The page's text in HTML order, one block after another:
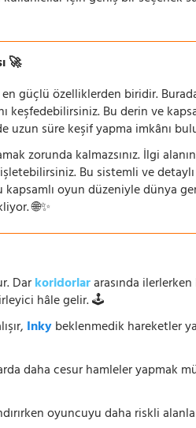
🚀
en güçlü özelliklerden biridir.
Bu derin ve
uzun süre keşif yapma imkânı
zorunda kalmazsınız. İlgi
Bu sistemli ve
kapsamlı oyun düzeniyle dünya
🌐✨
Darkoridorlararasında
hâle gelir. 🕹️
Inkybeklenmedik hareketler
daha cesur hamleler yapmak
oyuncuyu daha riskli